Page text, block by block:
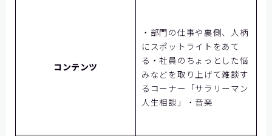
コンテンツ
・部門の仕事や裏側、人柄
にスポットライトをあて
る・社員のちょっとした悩
みなどを取り上げて雑談す
るコーナー「サラリーマン
人生相談」・音楽